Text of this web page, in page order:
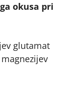
okusa pri
glutamat